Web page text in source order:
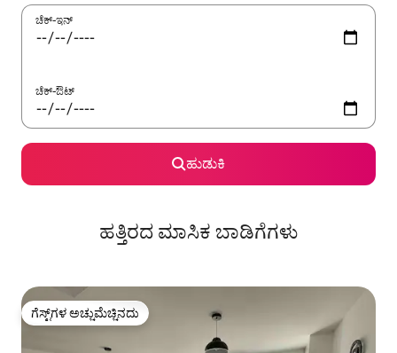
ಚೆಕ್-ಇನ್
ಚೆಕ್-ಔಟ್
ಹುಡುಕಿ
ಹತ್ತಿರದ ಮಾಸಿಕ ಬಾಡಿಗೆಗಳು
ಗೆಸ್ಟ್‌ಗಳ ಅಚ್ಚುಮೆಚ್ಚಿನದು
ಗೆಸ್ಟ್‌ಗಳ ಅಚ್ಚುಮೆಚ್ಚಿನದು